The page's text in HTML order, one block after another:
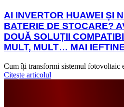
AI INVERTOR HUAWEI ȘI
BATERIE DE STOCARE?
DOUĂ SOLUȚII
MULT, MULT… MAI
Cum îți transformi sistemul fotovoltaic
Citește articolul